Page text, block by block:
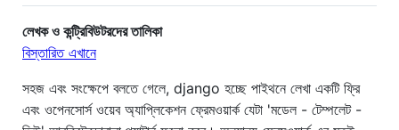
লেখক ও কন্ট্রিবিউটরদের তালিকা
বিস্তারিত এখানে
সহজ এবং সংক্ষেপে বলতে গেলে, django হচ্ছে পাইথনে লেখা একটি ফ্রি
এবং ওপেনসোর্স ওয়েব অ্যাপ্লিকেশন ফ্রেমওয়ার্ক যেটা 'মডেল - টেম্পলেট -